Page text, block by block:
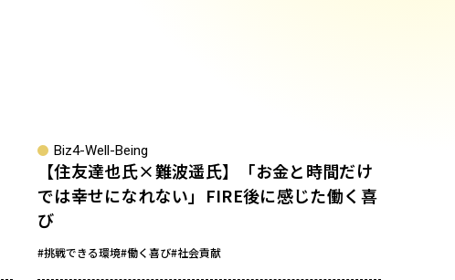
Biz4-Well-Being
【住友達也氏×難波遥氏】「お金と時間だけ
では幸せになれない」FIRE後に感じた働く喜
び
#挑戦できる環境#働く喜び#社会貢献